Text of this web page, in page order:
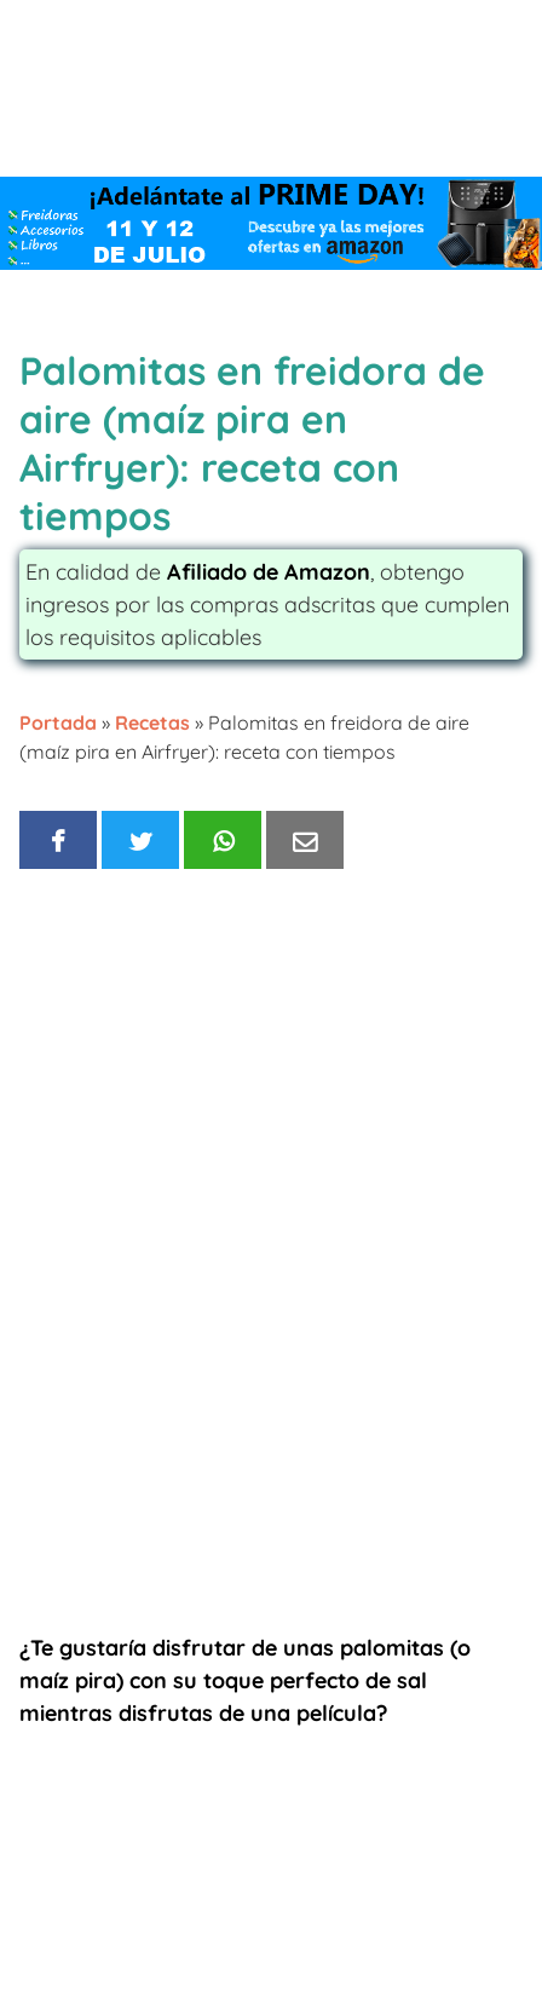
Palomitas en freidora de
aire (maíz pira en
Airfryer): receta con
tiempos
En calidad de Afiliado de Amazon, obtengo
ingresos por las compras adscritas que cumplen
los requisitos aplicables
Portada » Recetas » Palomitas en freidora de aire
(maíz pira en Airfryer): receta con tiempos
¿Te gustaría disfrutar de unas palomitas (o
maíz pira) con su toque perfecto de sal
mientras disfrutas de una película?